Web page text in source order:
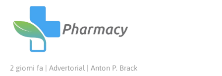
2 giorni fa | Advertorial | Anton P. Brack